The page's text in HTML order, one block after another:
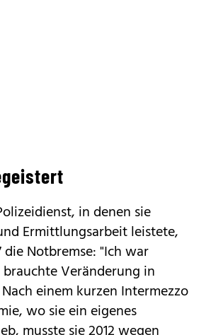
in denen sie
Ermittlungsarbeit leistete,
die Notbremse: "Ich war
Veränderung in
einem kurzen Intermezzo
wo sie ein eigenes